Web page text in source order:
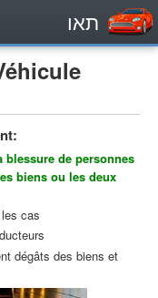
תאו
de personnes
biens ou les deux
cas
dégâts des biens et